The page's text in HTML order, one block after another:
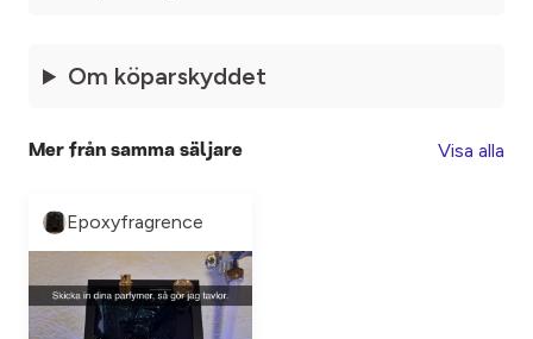
Om köparskyddet
Mer från samma säljare Visa alla
Epoxyfragrence